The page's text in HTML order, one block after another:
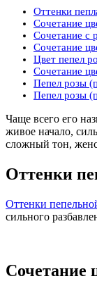
Оттенки
Сочетание
Сочетание с
Сочетание
Цвет пепел
Сочетание
Пепел розы
Пепел розы
Чаще всего его
живое начало,
сложный тон,
Оттенки
Оттенки
сильного
Сочетание